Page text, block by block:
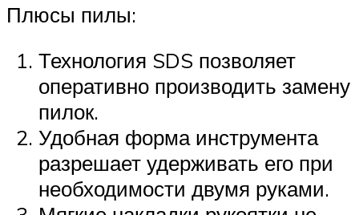
Плюсы пилы:
Технология SDS позволяет
оперативно производить замену
пилок.
Удобная форма инструмента
разрешает удерживать его при
необходимости двумя руками.